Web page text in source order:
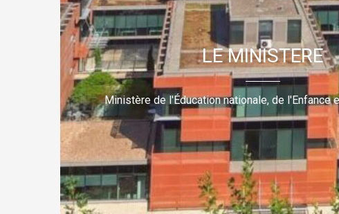
LE MINISTERE
Ministère de l'Éducation nationale, de l'Enfance